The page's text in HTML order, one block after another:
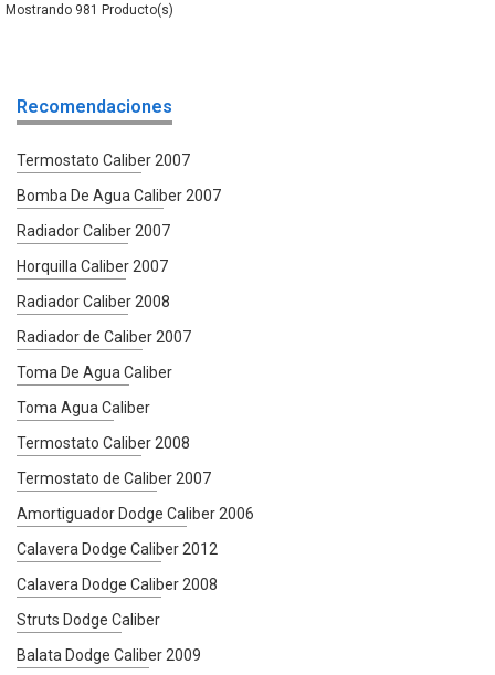
981
Recomendaciones
Termostato Caliber 2007
Bomba De Agua Caliber 2007
Radiador Caliber 2007
Horquilla Caliber 2007
Radiador Caliber 2008
Radiador de Caliber 2007
Toma De Agua Caliber
Toma Agua Caliber
Termostato Caliber 2008
Termostato de Caliber 2007
Amortiguador Dodge Caliber 2006
Calavera Dodge Caliber 2012
Calavera Dodge Caliber 2008
Struts Dodge Caliber
Balata Dodge Caliber 2009